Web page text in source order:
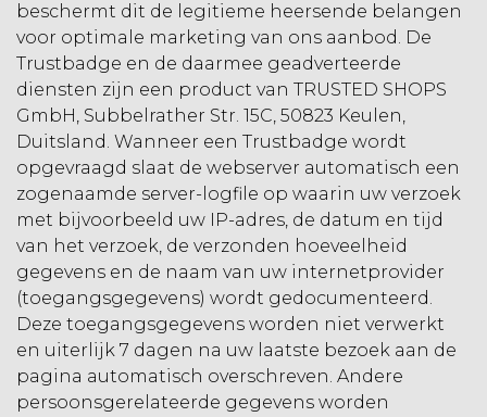
beschermt dit de legitieme heersende belangen
voor optimale marketing van ons aanbod. De
Trustbadge en de daarmee geadverteerde
diensten zijn een product van TRUSTED SHOPS
GmbH, Subbelrather Str. 15C, 50823 Keulen,
Duitsland. Wanneer een Trustbadge wordt
opgevraagd slaat de webserver automatisch een
zogenaamde server-logfile op waarin uw verzoek
met bijvoorbeeld uw IP-adres, de datum en tijd
van het verzoek, de verzonden hoeveelheid
gegevens en de naam van uw internetprovider
(toegangsgegevens) wordt gedocumenteerd.
Deze toegangsgegevens worden niet verwerkt
en uiterlijk 7 dagen na uw laatste bezoek aan de
pagina automatisch overschreven. Andere
persoonsgerelateerde gegevens worden